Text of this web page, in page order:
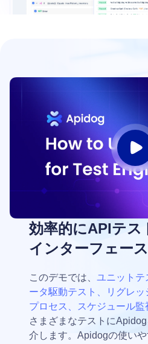
効率的にAPIテス
インターフェー
このデモでは、 ユニットテ
ータ駆動テスト、リグレ
プロセス、スケジュール監
さまざまなテストに
介します。Apidogの使い